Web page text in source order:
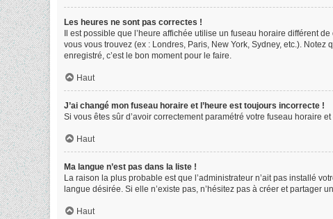
Les heures ne sont pas correctes !
Il est possible que l’heure affichée utilise un fuseau horaire différent
vous vous trouvez (ex : Londres, Paris, New York, Sydney, etc.).
enregistré, c’est le bon moment pour le faire.
Haut
J’ai changé mon fuseau horaire et l’heure est toujours incorrecte !
Si vous êtes sûr d’avoir correctement paramétré votre fuseau horaire
Haut
Ma langue n’est pas dans la liste !
La raison la plus probable est que l’administrateur n’ait pas installé
langue désirée. Si elle n’existe pas, n’hésitez pas à créer et partager
Haut